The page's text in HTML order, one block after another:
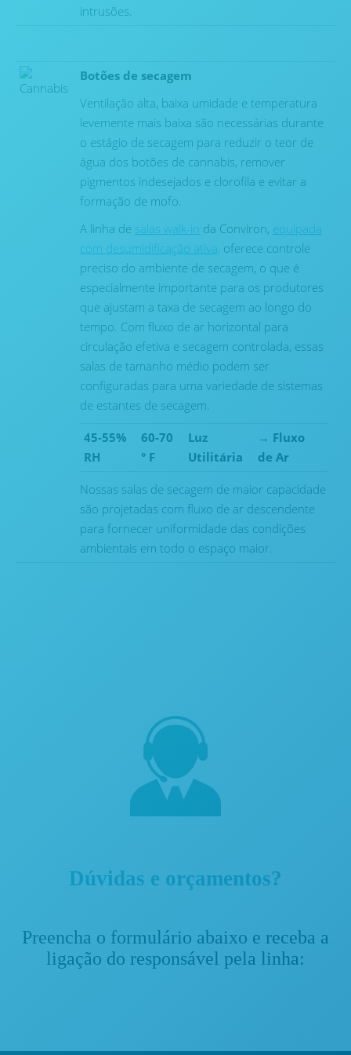
intrusões.
Botões de secagem
Ventilação alta, baixa umidade e temperatura
levemente mais baixa são necessárias durante
o estágio de secagem para reduzir o teor de
água dos botões de cannabis, remover
pigmentos indesejados e clorofila e evitar a
formação de mofo.
A linha de salas walk-in da Conviron, equipada
com desumidificação ativa, oferece controle
preciso do ambiente de secagem, o que é
especialmente importante para os produtores
que ajustam a taxa de secagem ao longo do
tempo. Com fluxo de ar horizontal para
circulação efetiva e secagem controlada, essas
salas de tamanho médio podem ser
configuradas para uma variedade de sistemas
de estantes de secagem.
45-55%
RH
60-70
° F
Luz
Utilitária
→ Fluxo
de Ar
Nossas salas de secagem de maior capacidade
são projetadas com fluxo de ar descendente
para fornecer uniformidade das condições
ambientais em todo o espaço maior.
Dúvidas e orçamentos?
Preencha o formulário abaixo e receba a
ligação do responsável pela linha: